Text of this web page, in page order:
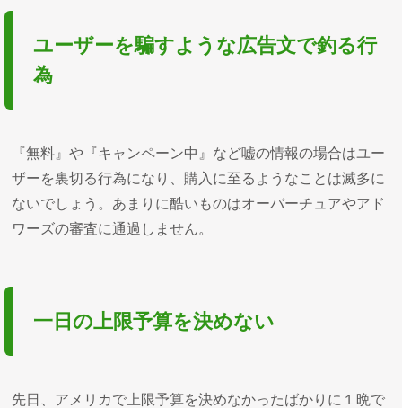
ユーザーを騙すような広告文で釣る行
為
『無料』や『キャンペーン中』など嘘の情報の場合はユー
ザーを裏切る行為になり、購入に至るようなことは滅多に
ないでしょう。あまりに酷いものはオーバーチュアやアド
ワーズの審査に通過しません。
一日の上限予算を決めない
先日、アメリカで上限予算を決めなかったばかりに１晩で